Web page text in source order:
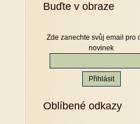
Buďte v obraze
Zde zanechte svůj email pro
novinek
Oblíbené odkazy